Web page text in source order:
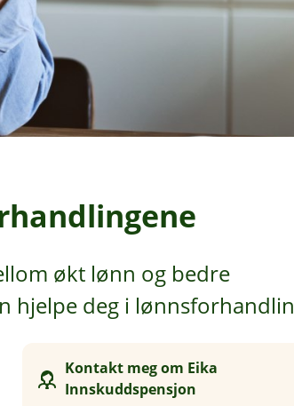
økt lønn og bedre
hjelpe deg i
Kontakt meg om Eika
Innskuddspensjon